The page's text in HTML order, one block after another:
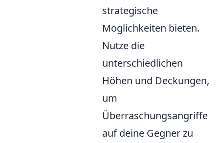
strategische
Möglichkeiten bieten.
Nutze die
unterschiedlichen
Höhen und Deckungen,
um
Überraschungsangriffe
auf deine Gegner zu